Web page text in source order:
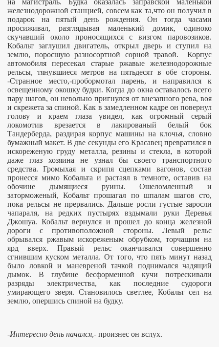
на магистраль. Будка оказалась заправской маленькой
железнодорожной станцией, совсем как та,что он получил в
подарок на пятый день рождения. Он тогда часами
просиживал, разглядывая маленький домик, одиноко
скучавший около проносящихся с визгом паровозиков.
Кобальт заглушил двигатель, открыл дверь и ступил на
землю, поросшую разносортной сорной травой.
Корпус
автомобиля пересекал старые ржавые железнодорожные
рельсы, тянувшиеся метров на пятьдесят в обе стороны.
-Странное место,-пробормотал парень, и направился к
освещенному окошку будки. Когда до окна оставалось всего
пару шагов, он невольно пригнулся от внезапного рева, воя
и скрежета за спиной. Как в замедленном кадре он повернул
голову и краем глаза увидел, как огромный серый
локомотив врезается в лакированый белый бок
Тандерберда, раздирая корпус машины на клочья, словно
бумажный макет. В две секунды его Красавец превратился в
искореженую груду металла, резины и стекла, в которой
даже глаз хозяина не узнал бы своего транспортного
средства. Громыхая и скрипя сцепками вагонов, состав
пронесся мимо Кобальта и растаял в темноте, оставив на
обочине дымящиеся руины. Ошеломленный и
заторможеный, Кобальт прошагал по шпалам шагов сто,
пока рельсы не прервались. Дальше росли густые заросли
чапараля, на редких пустырях вздымали руки Деревья
Джошуа. Кобальт вернулся и прошел до конца железной
дороги с противоположной стороны. Левый рельс
обрывался ржавым искореженым обрубком, торчащим на
ярд вверх. Правый рельс оканчивался совершенно
сгнившим куском металла. От того, что пять минут назад
было ловкой и маневреной тачкой поднимался чадящий
дымок. В глубине бесформенной кучи потрескивали
разряды электричества, как последние судороги
умирающего зверя. Становилось светлее, Кобальт сел на
землю, опершись спиной на будку.
-Интересно день начался,- произнес он вслух.